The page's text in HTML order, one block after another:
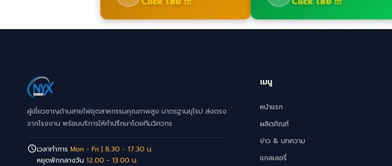
ผู้เชี่ยวชาญด้านสายไฟอุตสาหกรรมคุณภาพสูง มาตรฐานยุโรป ส่งตรง
จากโรงงาน พร้อมบริการให้คำปรึกษาโดยทีมวิศวกร
เวลาทำการ Mon - Fri | 8.30 - 17.30 น.
หยุดพักกลางวัน 12.00 - 13.00 น.
เมนู
หน้าแรก
ผลิตภัณฑ์
ข่าว & บทความ
แกลเลอรี่